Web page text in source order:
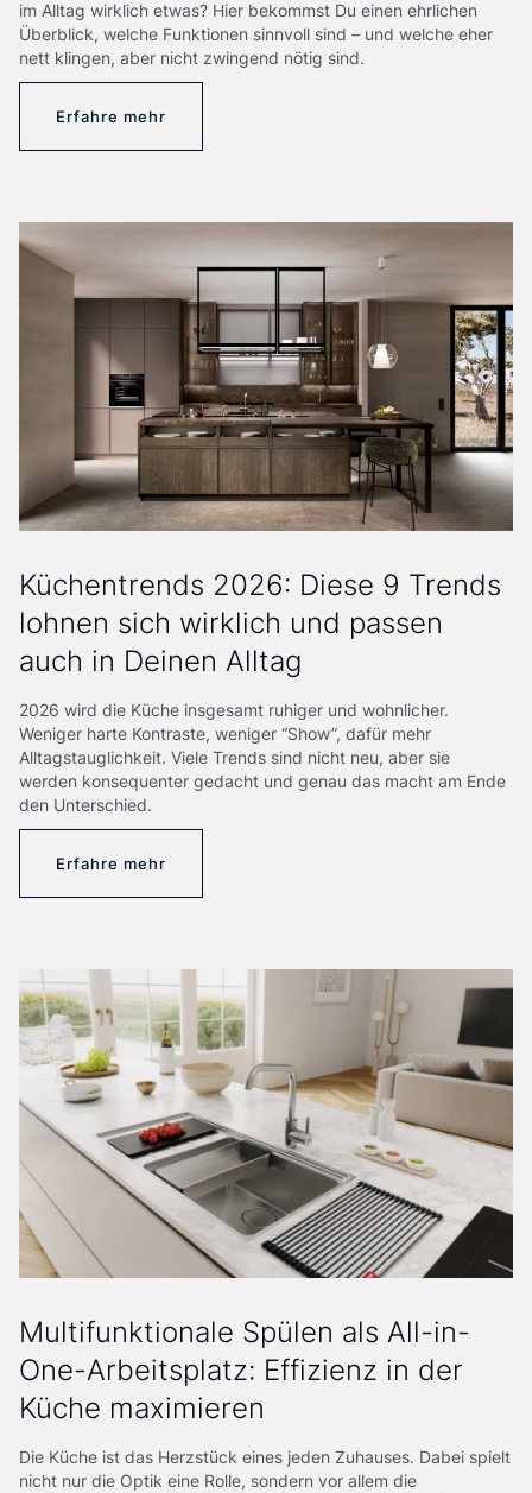
im Alltag wirklich etwas? Hier bekommst Du einen ehrlichen
Überblick, welche Funktionen sinnvoll sind – und welche eher
nett klingen, aber nicht zwingend nötig sind.
Erfahre mehr
Küchentrends 2026: Diese 9 Trends
lohnen sich wirklich und passen
auch in Deinen Alltag
2026 wird die Küche insgesamt ruhiger und wohnlicher.
Weniger harte Kontraste, weniger “Show”, dafür mehr
Alltagstauglichkeit. Viele Trends sind nicht neu, aber sie
werden konsequenter gedacht und genau das macht am Ende
den Unterschied.
Erfahre mehr
Multifunktionale Spülen als All-in-
One-Arbeitsplatz: Effizienz in der
Küche maximieren
Die Küche ist das Herzstück eines jeden Zuhauses. Dabei spielt
nicht nur die Optik eine Rolle, sondern vor allem die